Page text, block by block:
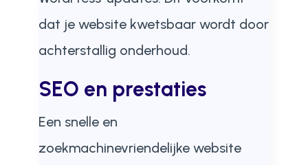
dat je website kwetsbaar wordt door
achterstallig onderhoud.
SEO en prestaties
Een snelle en
zoekmachinevriendelijke website